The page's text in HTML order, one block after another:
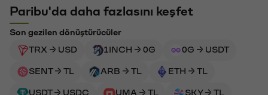
Paribu'da daha fazlasını keşfet
Son gezilen dönüştürücüler
TRX → USD
1INCH → 0G 0G → USDT
SENT → TL ARB → TL ETH → TL
USDT → USDC UMA → TL SKY → TL